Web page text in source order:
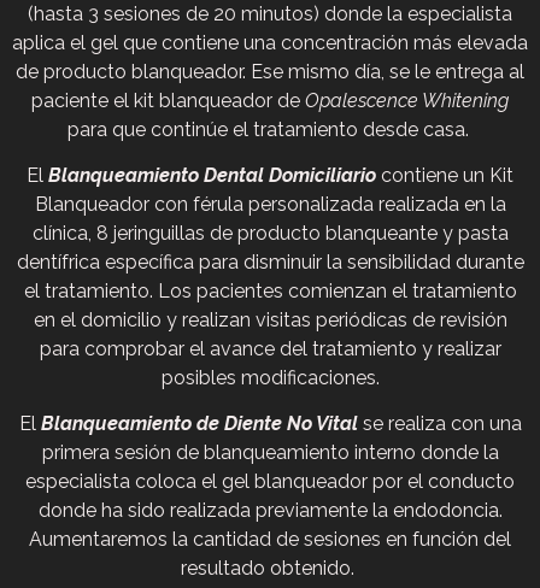
(hasta 3 sesiones de 20 minutos) donde la especialista
aplica el gel que contiene una concentración más elevada
de producto blanqueador. Ese mismo día, se le entrega al
paciente el kit blanqueador de Opalescence Whitening
para que continúe el tratamiento desde casa.
El Blanqueamiento Dental Domiciliario contiene un Kit
Blanqueador con férula personalizada realizada en la
clínica, 8 jeringuillas de producto blanqueante y pasta
dentífrica específica para disminuir la sensibilidad durante
el tratamiento. Los pacientes comienzan el tratamiento
en el domicilio y realizan visitas periódicas de revisión
para comprobar el avance del tratamiento y realizar
posibles modificaciones.
El Blanqueamiento de Diente No Vital se realiza con una
primera sesión de blanqueamiento interno donde la
especialista coloca el gel blanqueador por el conducto
donde ha sido realizada previamente la endodoncia.
Aumentaremos la cantidad de sesiones en función del
resultado obtenido.